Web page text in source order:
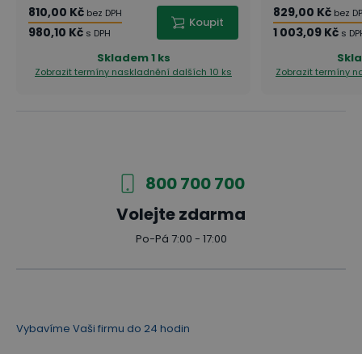
810,00 Kč bez DPH
980,10 Kč s DPH
Koupit
Skladem1 ks
Zobrazit termíny naskladnění dalších 10 ks
829,00 Kč bez
1 003,09 Kč s
Zobrazit termíny
800 700 700
Volejte zdarma
Po-Pá 7:00 - 17:00
Vybavíme Vaši firmu do 24 hodin